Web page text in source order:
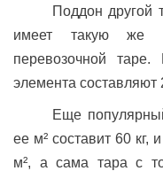
Поддон другой
имеет такую же
перевозочной
элемента составляют
Еще
ее м² составит 60
м², а сама тара с